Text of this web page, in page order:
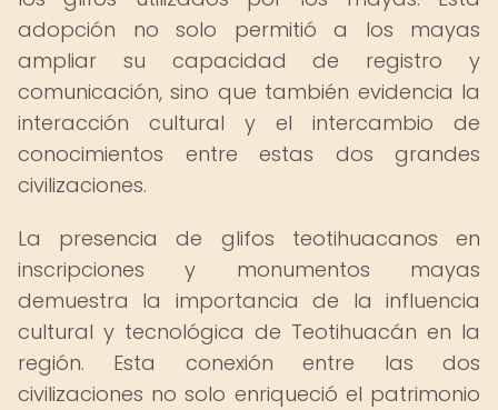
adopción no solo permitió a los mayas
ampliar su capacidad de registro y
comunicación, sino que también evidencia la
interacción cultural y el intercambio de
conocimientos entre estas dos grandes
civilizaciones.
La presencia de glifos teotihuacanos en
inscripciones y monumentos mayas
demuestra la importancia de la influencia
cultural y tecnológica de Teotihuacán en la
región. Esta conexión entre las dos
civilizaciones no solo enriqueció el patrimonio